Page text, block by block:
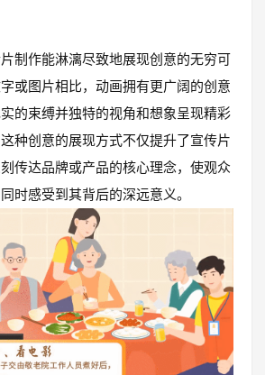
制作能淋漓尽致地展现创意的无穷可
或图片相比，动画拥有更广阔的创意
的束缚并独特的视角和想象呈现精彩
种创意的展现方式不仅提升了宣传片
传达品牌或产品的核心理念，使观众
时感受到其背后的深远意义。